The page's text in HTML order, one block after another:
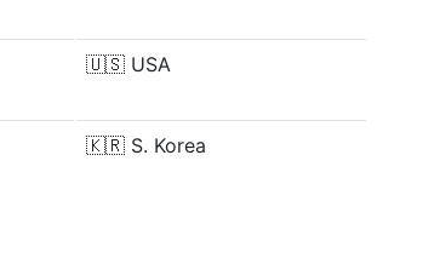
🇺🇸 USA
🇰🇷 S. Korea